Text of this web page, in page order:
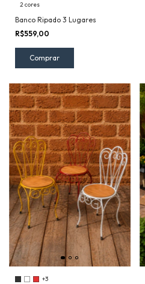
2 cores
Banco Ripado 3 Lugares
R$559,00
Comprar
+3